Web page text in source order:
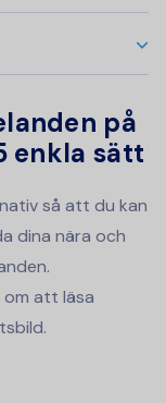
på
enkla sätt
så att du kan
dina nära och
att läsa